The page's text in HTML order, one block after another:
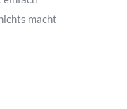
macht